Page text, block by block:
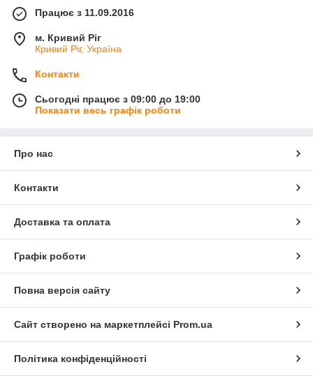
Працює з 11.09.2016
м. Кривий Ріг
Кривий Ріг, Україна
Контакти
Сьогодні працює з 09:00 до 19:00
Показати весь графік роботи
Про нас
Контакти
Доставка та оплата
Графік роботи
Повна версія сайту
Сайт створено на маркетплейсі Prom.ua
Політика конфіденційності